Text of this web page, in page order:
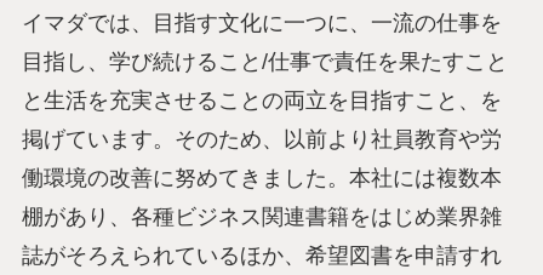
イマダでは、目指す文化に一つに、一流の仕事を
目指し、学び続けること/仕事で責任を果たすこと
と生活を充実させることの両立を目指すこと、を
掲げています。そのため、以前より社員教育や労
働環境の改善に努めてきました。本社には複数本
棚があり、各種ビジネス関連書籍をはじめ業界雑
誌がそろえられているほか、希望図書を申請すれ